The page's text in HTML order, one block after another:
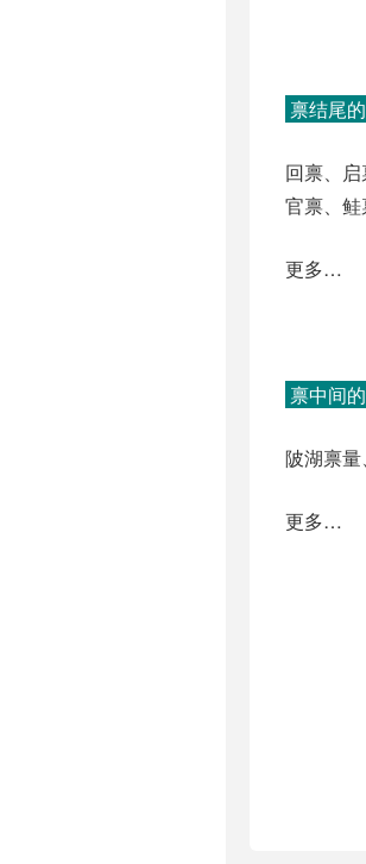
禀结尾
回禀、
官禀、
更多…
禀中间
陂湖禀
更多…